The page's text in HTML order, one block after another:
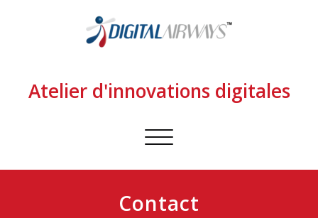
Atelier d'innovations digitales
Afficher/masquer
navigation
Contact